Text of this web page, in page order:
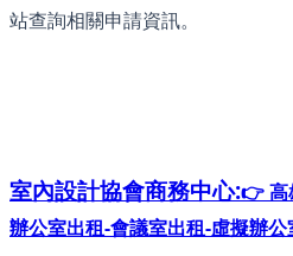
站查詢相關申請資訊。
室內設計協會商務中心:👉 高
辦公室出租-會議室出租-虛擬辦公